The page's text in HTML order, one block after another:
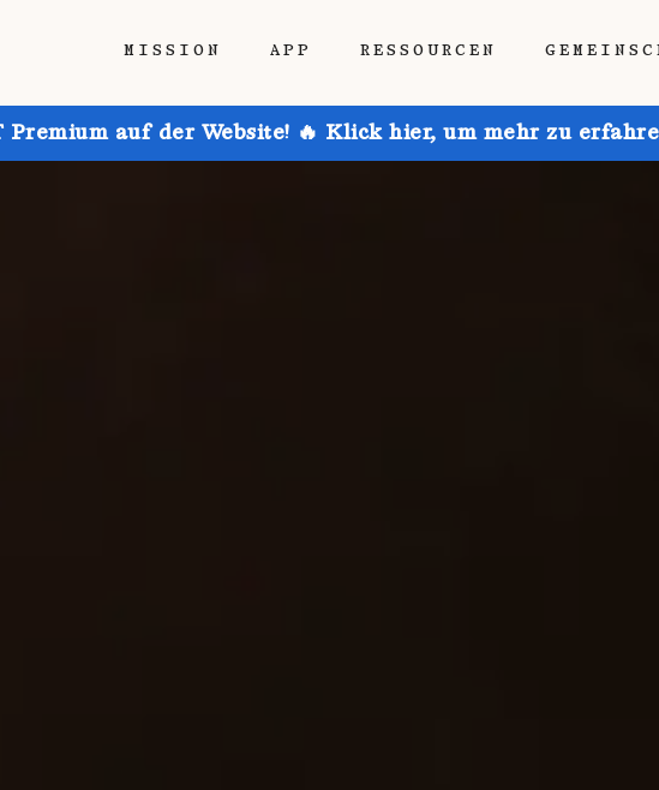
MISSION APP RESSOURCEN
Premium auf der Website! 🔥 Klick hier, um mehr zu